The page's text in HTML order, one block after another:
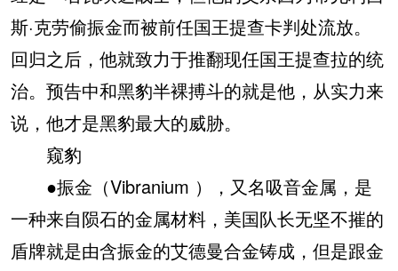
斯·克劳偷振金而被前任国王提查卡判处流放。
回归之后，他就致力于推翻现任国王提查拉的统
治。预告中和黑豹半裸搏斗的就是他，从实力来
说，他才是黑豹最大的威胁。
窥豹
●振金（Vibranium ），又名吸音金属，是
一种来自陨石的金属材料，美国队长无坚不摧的
盾牌就是由含振金的艾德曼合金铸成，但是跟金